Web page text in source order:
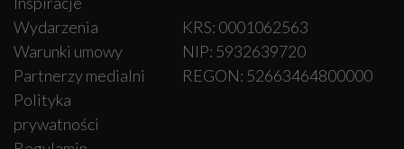
Wydarzenia
Warunki umowy
Partnerzy medialni
Polityka
prywatności
KRS: 0001062563
NIP: 5932639720
REGON: 52663464800000